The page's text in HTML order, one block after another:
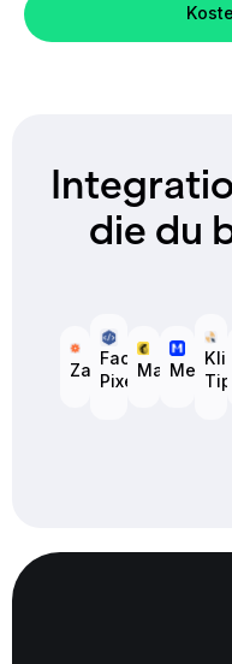
die du
Zapier
Facebook
Pixel
Mailchimp